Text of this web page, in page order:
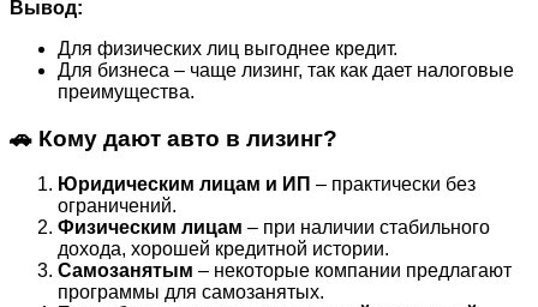
Вывод:
Для физических лиц выгоднее кредит.
Для бизнеса – чаще лизинг, так как дает налоговые
преимущества.
🚗 Кому дают авто в лизинг?
Юридическим лицам и ИП – практически без
ограничений.
Физическим лицам – при наличии стабильного
дохода, хорошей кредитной истории.
Самозанятым – некоторые компании предлагают
программы для самозанятых.